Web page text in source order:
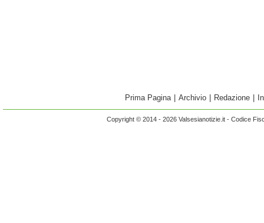
Prima Pagina Archivio Redazione
Copyright © 2014 - 2026 Valsesianotizie.it - Codice